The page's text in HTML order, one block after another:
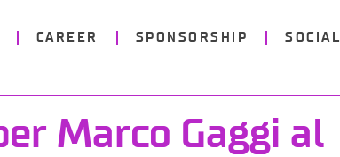
CAREER SPONSORSHIP SOCIAL
Marco Gaggi al